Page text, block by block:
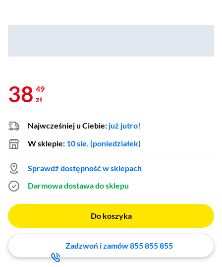
38 49
zł
Najwcześniej u Ciebie: już jutro!
W sklepie: 10 sie. (poniedziałek)
Sprawdź dostępność w sklepach
Darmowa dostawa do sklepu
Do koszyka
Zadzwoń i zamów 855 855 855